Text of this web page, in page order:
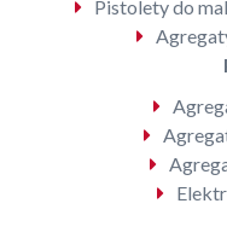
Pistolety do